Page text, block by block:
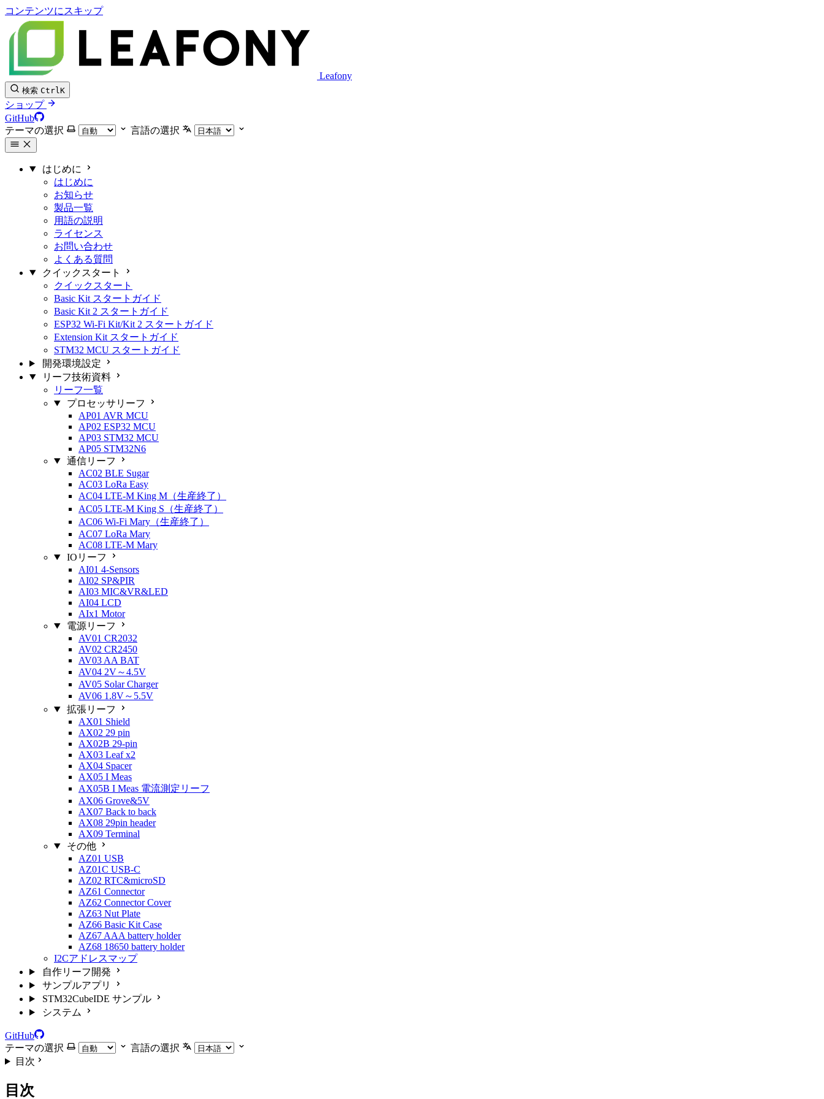
コンテンツにスキップ
Leafony
検索 CtrlK
ショップ
GitHub
テーマの選択
言語の選択
はじめに
はじめに
お知らせ
製品一覧
用語の説明
ライセンス
お問い合わせ
よくある質問
クイックスタート
クイックスタート
Basic Kit スタートガイド
Basic Kit 2 スタートガイド
ESP32 Wi-Fi Kit/Kit 2 スタートガイド
Extension Kit スタートガイド
STM32 MCU スタートガイド
開発環境設定
リーフ技術資料
リーフ一覧
プロセッサリーフ
AP01 AVR MCU
AP02 ESP32 MCU
AP03 STM32 MCU
AP05 STM32N6
通信リーフ
AC02 BLE Sugar
AC03 LoRa Easy
AC04 LTE-M King M（生産終了）
AC05 LTE-M King S（生産終了）
AC06 Wi-Fi Mary（生産終了）
AC07 LoRa Mary
AC08 LTE-M Mary
IOリーフ
AI01 4-Sensors
AI02 SP&PIR
AI03 MIC&VR&LED
AI04 LCD
AIx1 Motor
電源リーフ
AV01 CR2032
AV02 CR2450
AV03 AA BAT
AV04 2V～4.5V
AV05 Solar Charger
AV06 1.8V～5.5V
拡張リーフ
AX01 Shield
AX02 29 pin
AX02B 29-pin
AX03 Leaf x2
AX04 Spacer
AX05 I Meas
AX05B I Meas 電流測定リーフ
AX06 Grove&5V
AX07 Back to back
AX08 29pin header
AX09 Terminal
その他
AZ01 USB
AZ01C USB-C
AZ02 RTC&microSD
AZ61 Connector
AZ62 Connector Cover
AZ63 Nut Plate
AZ66 Basic Kit Case
AZ67 AAA battery holder
AZ68 18650 battery holder
I2Cアドレスマップ
自作リーフ開発
サンプルアプリ
STM32CubeIDE サンプル
システム
GitHub
テーマの選択
言語の選択
目次
目次